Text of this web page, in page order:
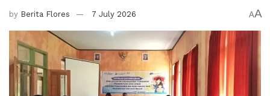
by Berita Flores 7 July 2026 AA